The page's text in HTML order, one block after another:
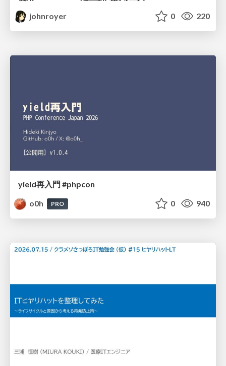
johnroyer
0 220
yield再入門 #phpcon
o0h
PRO 0 940